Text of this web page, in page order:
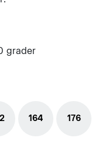
grader
164 176